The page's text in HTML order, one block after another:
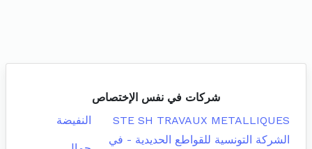
شركات في نفس الإختصاص
STE SH TRAVAUX METALLIQUES
النفيضة
الشركة التونسية للقواطع الحديدية - في